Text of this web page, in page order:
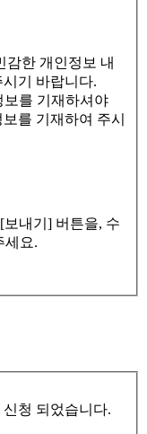
한 개인정보 내
기 바랍니다.
를 기재하셔야
를 기재하여 주시
내기] 버튼을, 수
세요.
청 되었습니다.